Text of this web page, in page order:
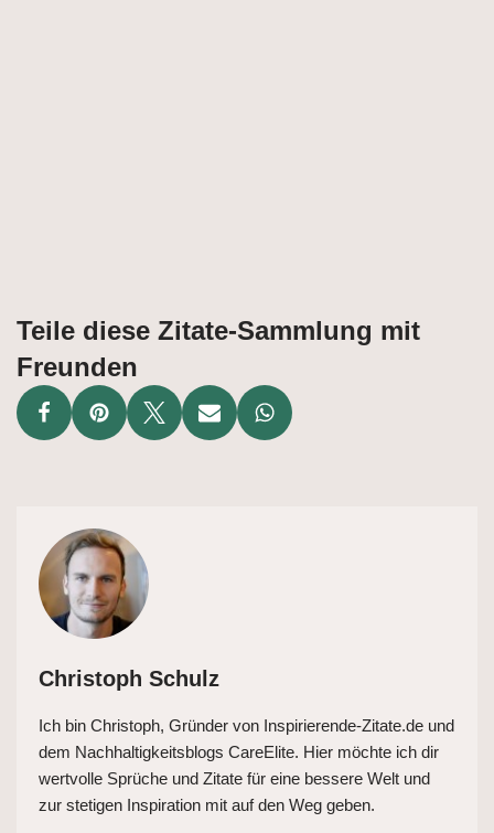
Teile diese Zitate-Sammlung mit
Freunden
Christoph Schulz
Ich bin Christoph, Gründer von Inspirierende-Zitate.de und
dem Nachhaltigkeitsblogs CareElite. Hier möchte ich dir
wertvolle Sprüche und Zitate für eine bessere Welt und
zur stetigen Inspiration mit auf den Weg geben.